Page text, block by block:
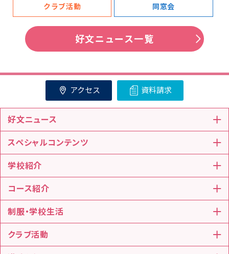
クラブ活動 同窓会
好文ニュース一覧
アクセス 資料請求
好文ニュース
スペシャルコンテンツ
学校紹介
コース紹介
制服・学校生活
クラブ活動